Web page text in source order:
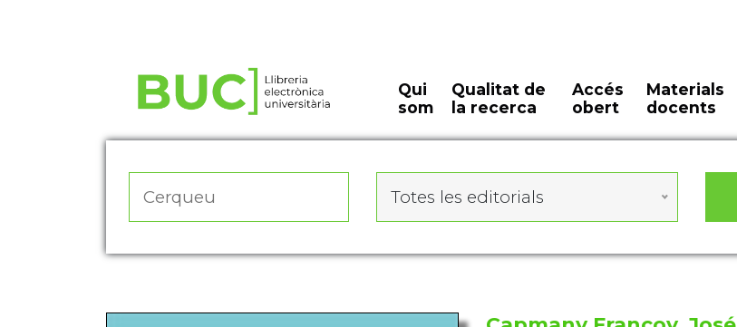
Qui
som
Qualitat de
la recerca
Accés
obert
Materials
docents
Totes les editorials